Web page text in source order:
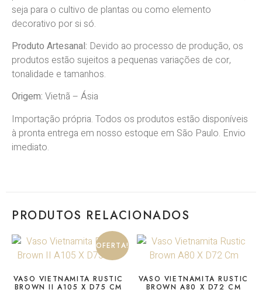
seja para o cultivo de plantas ou como elemento
decorativo por si só.
Produto Artesanal: Devido ao processo de produção, os
produtos estão sujeitos a pequenas variações de cor,
tonalidade e tamanhos.
Origem: Vietnã – Ásia
Importação própria. Todos os produtos estão disponíveis
à pronta entrega em nosso estoque em São Paulo. Envio
imediato.
PRODUTOS RELACIONADOS
OFERTA!
VASO VIETNAMITA RUSTIC
BROWN II A105 X D75 CM
VASO VIETNAMITA RUSTIC
BROWN A80 X D72 CM